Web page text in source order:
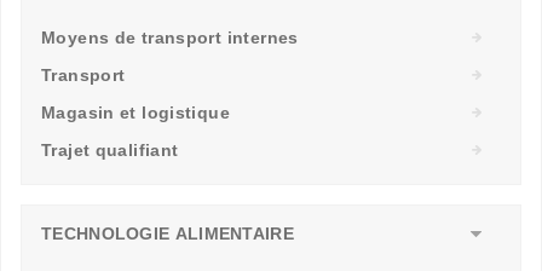
Moyens de transport internes
Transport
Magasin et logistique
Trajet qualifiant
TECHNOLOGIE ALIMENTAIRE